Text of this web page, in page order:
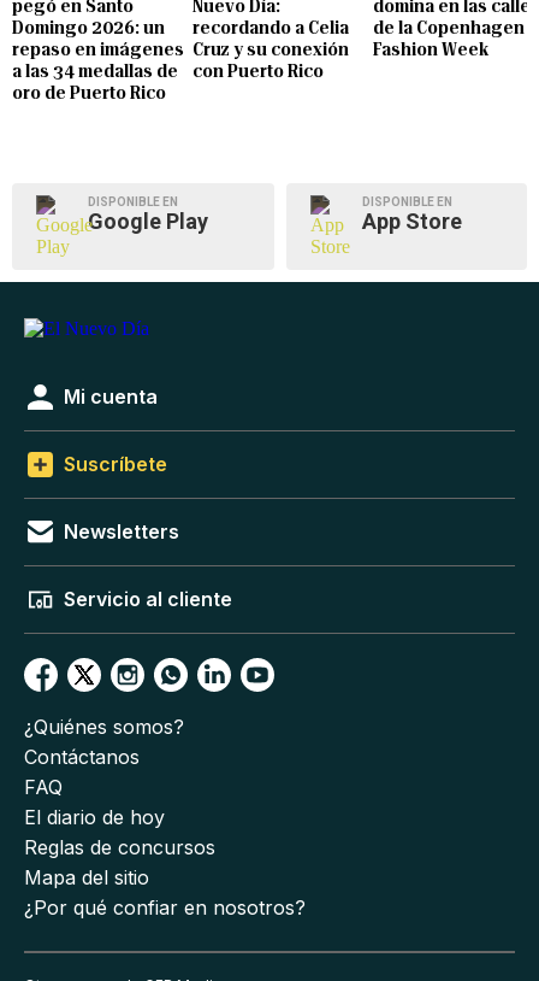
pegó en Santo
Domingo 2026: un
repaso en imágenes
a las 34 medallas de
oro de Puerto Rico
Nuevo Día:
recordando a Celia
Cruz y su conexión
con Puerto Rico
domina en las calles
de la Copenhagen
Fashion Week
DISPONIBLE EN
Google Play
DISPONIBLE EN
App Store
Mi cuenta
Suscríbete
Newsletters
Servicio al cliente
¿Quiénes somos?
Contáctanos
FAQ
El diario de hoy
Reglas de concursos
Mapa del sitio
¿Por qué confiar en nosotros?